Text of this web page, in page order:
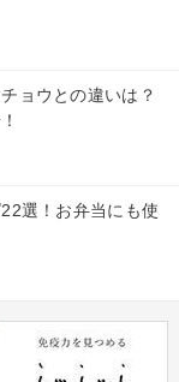
ョウとの違いは？
選！お弁当にも使